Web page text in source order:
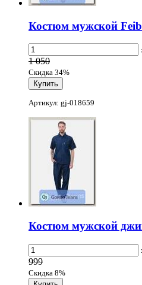
Костюм мужской
1 050
Скидка 34%
Артикул: gj-018659
Костюм мужской
999
Скидка 8%